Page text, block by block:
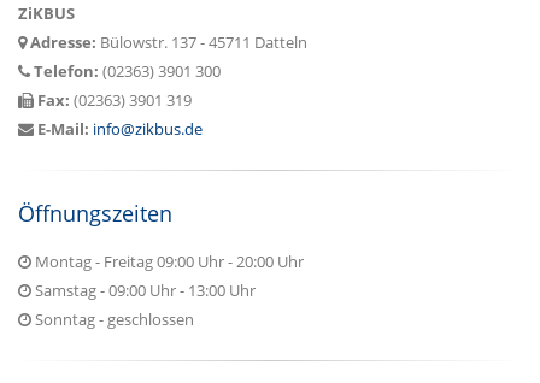
ZiKBUS
Adresse: Bülowstr. 137 - 45711 Datteln
Telefon: (02363) 3901 300
Fax: (02363) 3901 319
E-Mail: info@zikbus.de
Öffnungszeiten
Montag - Freitag 09:00 Uhr - 20:00 Uhr
Samstag - 09:00 Uhr - 13:00 Uhr
Sonntag - geschlossen